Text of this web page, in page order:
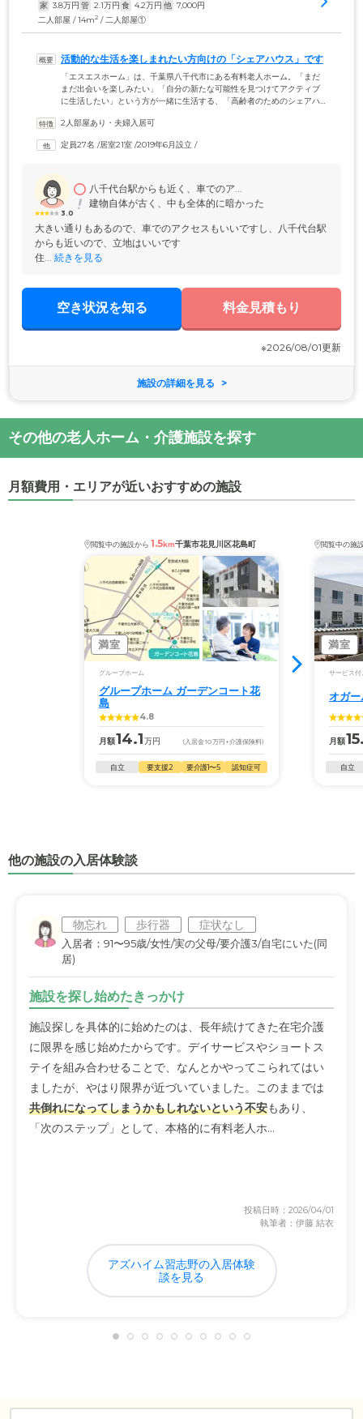
家 3.8万円 管 2.1万円 食 4.2万円 他 7,000円
二人部屋 / 14m2 / 二人部屋①
活動的な生活を楽しまれたい方向けの「シェアハウス」です
「エスエスホーム」は、千葉県八千代市にある有料老人ホーム。「まだ
まだ出会いを楽しみたい」「自分の新たな可能性を見つけてアクティブ
に生活したい」という方が一緒に生活する、「高齢者のためのシェアハ
物を開催し、ご入居者様の生活に楽しみと刺激をご提供しています。さ
は公園やショッピングモールなどの施設も充実。「ここに来てから行動
します。
2人部屋あり・夫婦入居可
定員27名 /居室21室 /2019年6月設立 /
3.0
八千代台駅からも近く、車でのア...
建物自体が古く、中も全体的に暗かった
大きい通りもあるので、車でのアクセスもいいですし、八千代台駅
からも近いので、立地はいいです
住... 続きを見る
空き状況を知る 料金見積もり
※2026/08/01更新
施設の詳細を見る
その他の老人ホーム・介護施設を探す
月額費用・エリアが近いおすすめの施設
閲覧中の施設から 1.5km千葉市花見川区花島町
満室
グループホーム
グループホーム ガーデンコート花
島
4.8
月額14.1万円 (入居金10万円 +介護保険料)
自立 要支援2 要介護1〜5 認知症可
閲覧中の施
満室
サービス付
オガ
月額
自立
他の施設の入居体験談
物忘れ 歩行器 症状なし
入居者：91〜95歳/女性/実の父母/要介護3/自宅にいた(同
居)
施設を探し始めたきっかけ
施設探しを具体的に始めたのは、長年続けてきた在宅介護
に限界を感じ始めたからです。デイサービスやショートス
テイを組み合わせることで、なんとかやってこられてはい
ましたが、やはり限界が近づいていました。このままでは
共倒れになってしまうかもしれないという不安もあり、
「次のステップ」として、本格的に有料老人ホ...
投稿日時：2026/04/01
執筆者：伊藤 結衣
アズハイム習志野の入居体験
談を見る